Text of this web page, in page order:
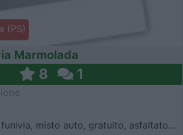
(PS)
Marmolada
8 1
misto auto, gratuito, asfaltato...